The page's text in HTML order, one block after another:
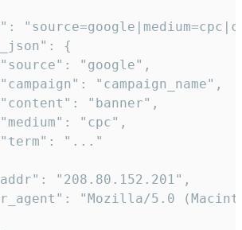
{
"google",
"campaign_name",
"banner",
"cpc",
"..."
"208.80.152.201",
"Mozilla/5.0